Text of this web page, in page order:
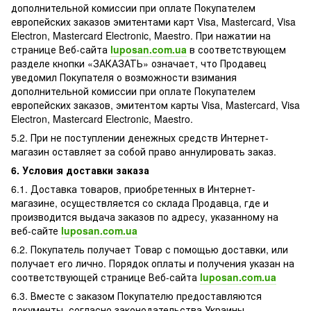
дополнительной комиссии при оплате Покупателем
европейских заказов эмитентами карт Visa, Mastercard, Visa
Electron, Mastercard Electronic, Maestro. При нажатии на
странице Веб-сайта luposan.com.ua в соответствующем
разделе кнопки «ЗАКАЗАТЬ» означает, что Продавец
уведомил Покупателя о возможности взимания
дополнительной комиссии при оплате Покупателем
европейских заказов, эмитентом карты Visa, Mastercard, Visa
Electron, Mastercard Electronic, Maestro.
5.2. При не поступлении денежных средств Интернет-
магазин оставляет за собой право аннулировать заказ.
6. Условия доставки заказа
6.1. Доставка товаров, приобретенных в Интернет-
магазине, осуществляется со склада Продавца, где и
производится выдача заказов по адресу, указанному на
веб-сайте luposan.com.ua
6.2. Покупатель получает Товар с помощью доставки, или
получает его лично. Порядок оплаты и получения указан на
соответствующей странице Веб-сайта luposan.com.ua
6.3. Вместе с заказом Покупателю предоставляются